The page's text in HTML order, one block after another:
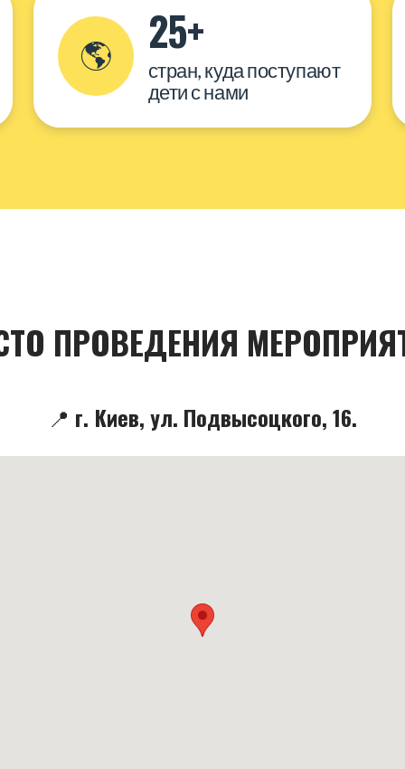
🌎 25+
стран, куда поступают
дети с нами
ПРОВЕДЕНИЯ
📍 г. Киев, ул. Подвысоцкого, 16.